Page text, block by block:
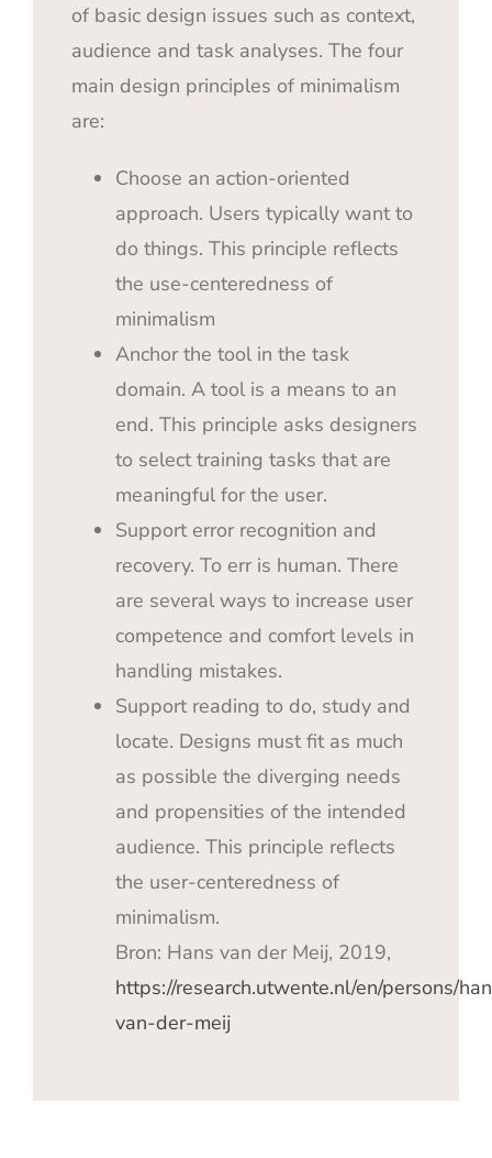
of basic design issues such as context,
audience and task analyses. The four
main design principles of minimalism
are:
Choose an action-oriented
approach. Users typically want to
do things. This principle reflects
the use-centeredness of
minimalism
Anchor the tool in the task
domain. A tool is a means to an
end. This principle asks designers
to select training tasks that are
meaningful for the user.
Support error recognition and
recovery. To err is human. There
are several ways to increase user
competence and comfort levels in
handling mistakes.
Support reading to do, study and
locate. Designs must fit as much
as possible the diverging needs
and propensities of the intended
audience. This principle reflects
the user-centeredness of
minimalism.
Bron: Hans van der Meij, 2019,
https://research.utwente.nl/en/persons/
van-der-meij